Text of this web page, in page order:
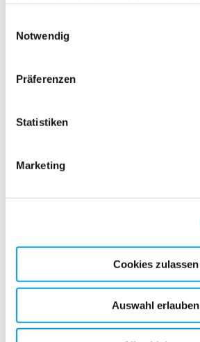
Notwendig
Präferenzen
Statistiken
Marketing
Cookies zulassen
Auswahl erlauben